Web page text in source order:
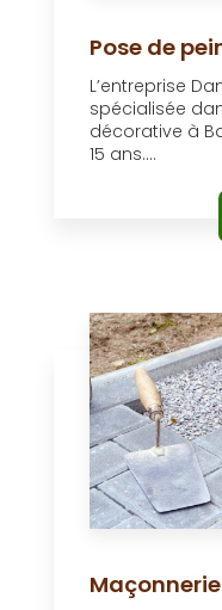
Pose de
L’entreprise
spécialisée
décorative à
15 ans....